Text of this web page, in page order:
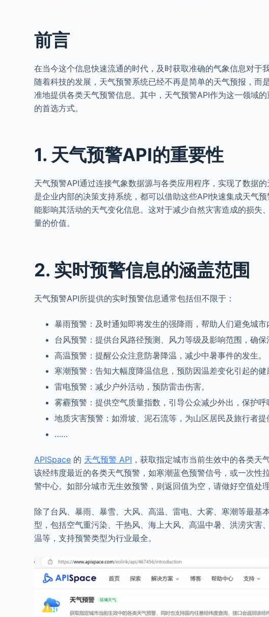
前言
在当今这个信息快速流通的时代，及时获取准确的气象信息对于
随着科技的发展，天气预警系统已经不再是简单的天气预报，而
准地提供各类天气预警信息。其中，天气预警API作为这一领域
的首选方式。
1. 天气预警API的重要性
天气预警API通过连接气象数据源与各类应用程序，实现了数据
是企业内部的决策支持系统，都可以借助这些API快速集成天气
能影响其活动的天气变化信息。这对于减少自然灾害造成的损失
量的价值。
2. 实时预警信息的涵盖范围
天气预警API所提供的实时预警信息通常包括但不限于：
暴雨预警：及时通知即将发生的强降雨，帮助人们避免城市
台风预警：提供台风路径预测、风力等级及影响范围，确保
高温预警：提醒公众注意防暑降温，减少中暑事件的发生。
寒潮预警：告知大幅度降温信息，预防因温差变化引起的健
雷电预警：减少户外活动，预防雷击伤害。
雾霾预警：提供空气质量指数，引导公众减少外出，保护呼
地质灾害预警：如滑坡、泥石流等，为山区居民及旅行者提
……
APISpace 的 天气预警 API ，获取指定城市当前生效中的各类
该经纬度最近的各类天气预警，如寒潮蓝色预警信号，或一次性
警中心。如部分城市无生效预警，则返回值为空，请做好空值处
除了台风、暴雨、暴雪、大风、高温、雷电、大雾、寒潮等最
型，包括空气重污染、干热风、海上大风、高温中暑、洪涝灾害
温等，支持预警类型为行业最全。